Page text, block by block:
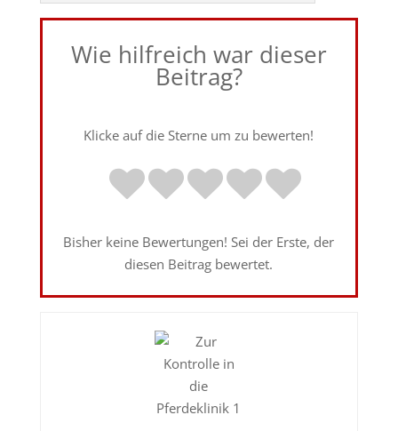
Wie hilfreich war dieser
Beitrag?
Klicke auf die Sterne um zu bewerten!
Bisher keine Bewertungen! Sei der Erste, der
diesen Beitrag bewertet.